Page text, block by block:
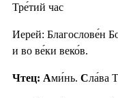
Тре́тий час
Иерей: Благослове́н
и во ве́ки веко́в.
Чтец: Ами́нь. Сла́ва